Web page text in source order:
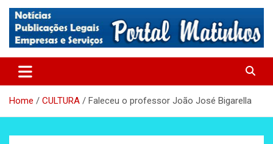
Matinhos – Praia de Matinhos
Home CULTURA Faleceu o professor João José Bigarella